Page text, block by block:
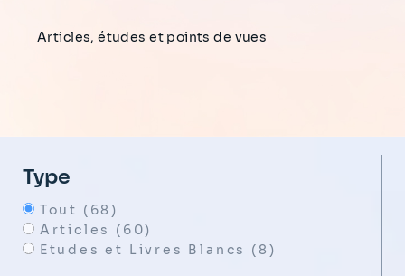
Articles, études et points de vues
Type
Tout (68)
Articles (60)
Etudes et Livres Blancs (8)